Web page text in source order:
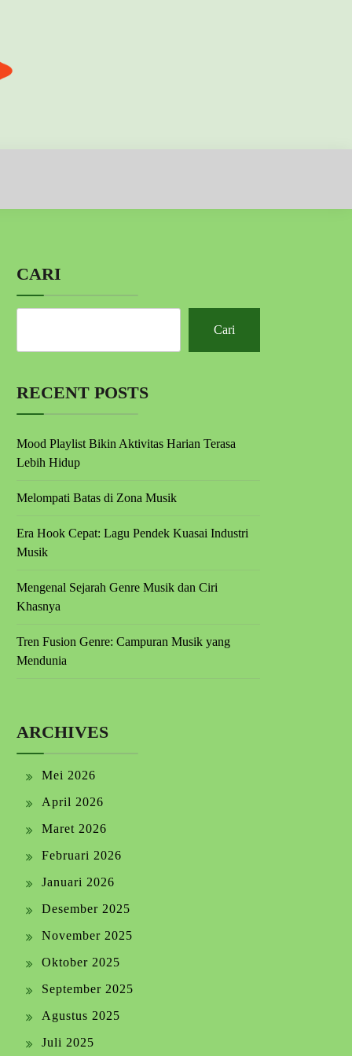
CARI
Cari
RECENT POSTS
Mood Playlist Bikin Aktivitas Harian Terasa
Lebih Hidup
Melompati Batas di Zona Musik
Era Hook Cepat: Lagu Pendek Kuasai Industri
Musik
Mengenal Sejarah Genre Musik dan Ciri
Khasnya
Tren Fusion Genre: Campuran Musik yang
Mendunia
ARCHIVES
Mei 2026
April 2026
Maret 2026
Februari 2026
Januari 2026
Desember 2025
November 2025
Oktober 2025
September 2025
Agustus 2025
Juli 2025